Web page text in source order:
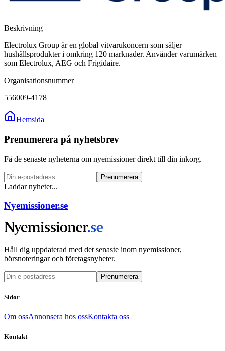
Beskrivning
Electrolux Group är en global vitvarukoncern som säljer
hushållsprodukter i omkring 120 marknader. Använder varumärken
som Electrolux, AEG och Frigidaire.
Organisationsnummer
556009-4178
Hemsida
Prenumerera på nyhetsbrev
Få de senaste nyheterna om nyemissioner direkt till din inkorg.
Prenumerera
Laddar nyheter...
Nyemissioner.se
Håll dig uppdaterad med det senaste inom nyemissioner,
börsnoteringar och företagsnyheter.
Prenumerera
Sidor
Om ossAnnonsera hos ossKontakta oss
Kontakt